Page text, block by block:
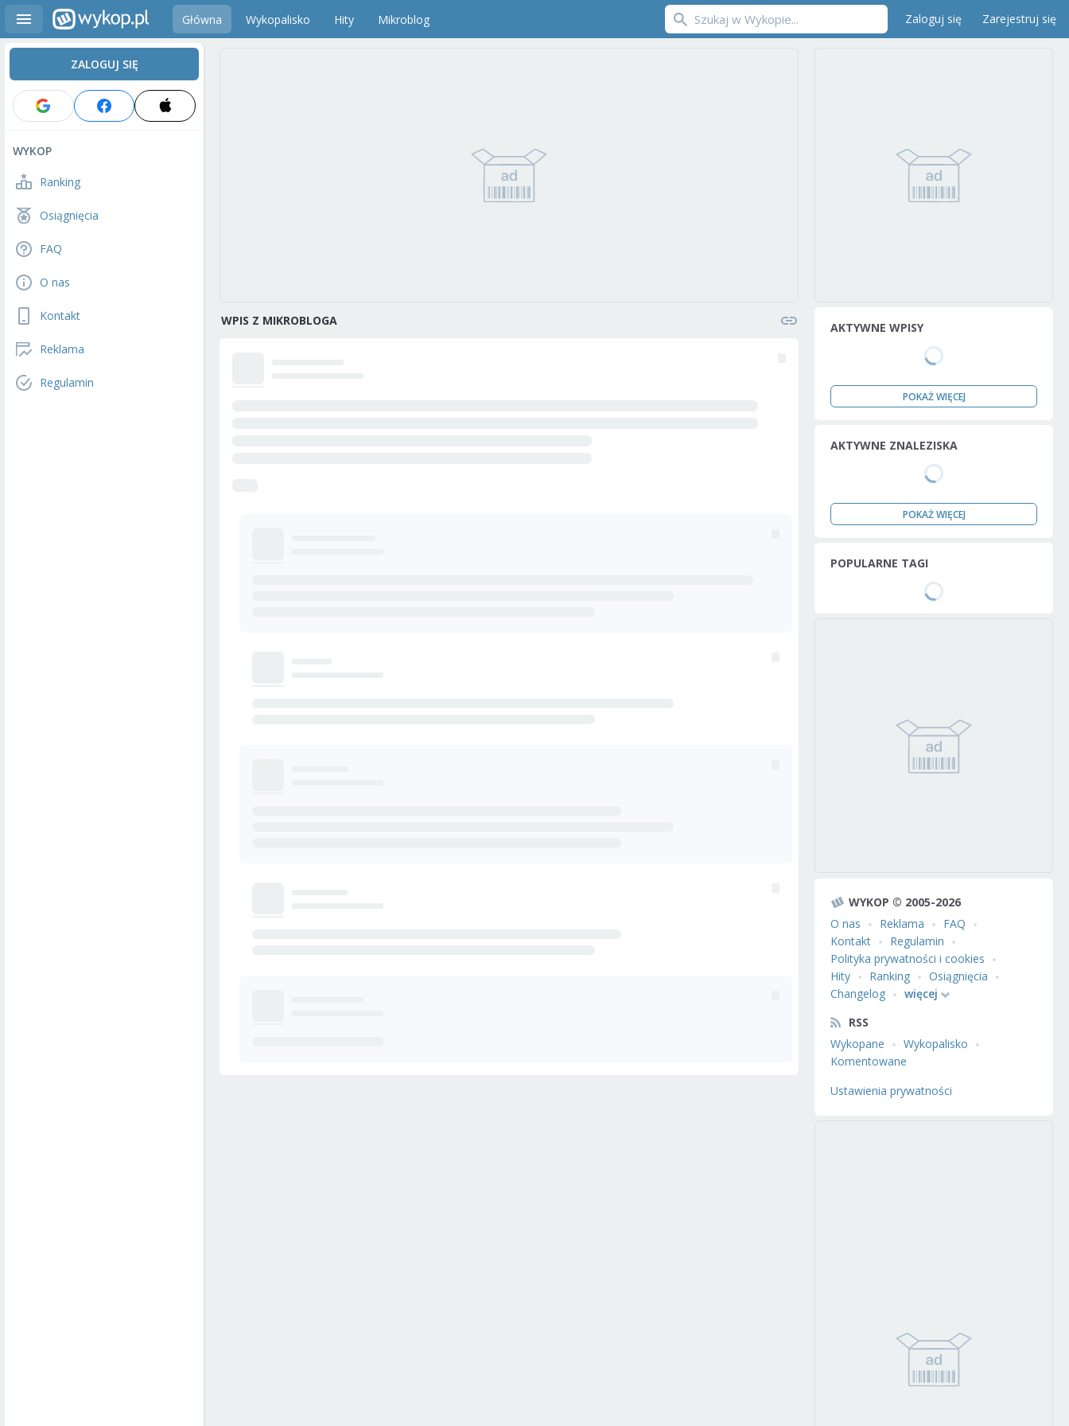
Główna Wykopalisko Hity Mikroblog Zaloguj się Zarejestruj się
ZALOGUJ SIĘ
WYKOP
Ranking
Osiągnięcia
FAQ
O nas
Kontakt
Reklama
Regulamin
WPIS Z MIKROBLOGA AKTYWNE WPISY
POKAŻ WIĘCEJ
AKTYWNE ZNALEZISKA
POKAŻ WIĘCEJ
POPULARNE TAGI
WYKOP © 2005-2026
O nas
Reklama
FAQ
Kontakt
Regulamin
Polityka prywatności i cookies
Hity
Ranking
Osiągnięcia
Changelog
więcej
RSS
Wykopane
Wykopalisko
Komentowane
Ustawienia prywatności